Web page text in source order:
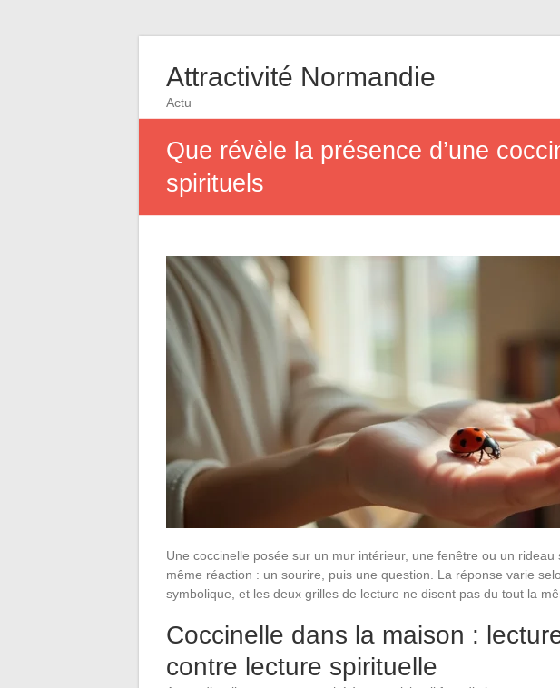
Attractivité Normandie
Actu
Que révèle la présence d’une
spirituels
Une coccinelle posée sur un mur intérieur, une fenêtre ou un rideau
même réaction : un sourire, puis une question. La réponse varie
symbolique, et les deux grilles de lecture ne disent pas du tout la
Coccinelle dans la maison :
contre lecture spirituelle